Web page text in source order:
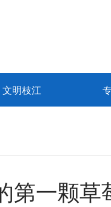
文明枝江
第一颗